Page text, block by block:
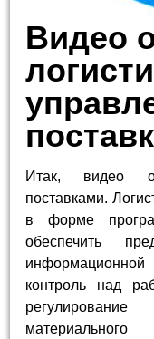
Видео
Итак, видео о
поставками.
в форме
обеспечить
информационной
контроль над